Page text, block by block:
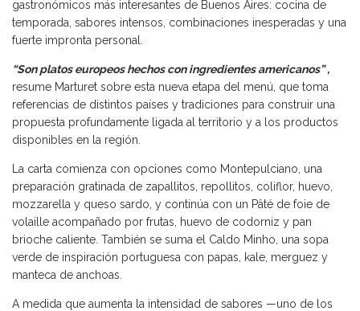
gastronómicos más interesantes de Buenos Aires: cocina de
temporada, sabores intensos, combinaciones inesperadas y una
fuerte impronta personal.
“Son platos europeos hechos con ingredientes americanos” ,
resume Marturet sobre esta nueva etapa del menú, que toma
referencias de distintos países y tradiciones para construir una
propuesta profundamente ligada al territorio y a los productos
disponibles en la región.
La carta comienza con opciones como Montepulciano, una
preparación gratinada de zapallitos, repollitos, coliflor, huevo,
mozzarella y queso sardo, y continúa con un Pâté de foie de
volaille acompañado por frutas, huevo de codorniz y pan
brioche caliente. También se suma el Caldo Minho, una sopa
verde de inspiración portuguesa con papas, kale, merguez y
manteca de anchoas.
A medida que aumenta la intensidad de sabores —uno de los